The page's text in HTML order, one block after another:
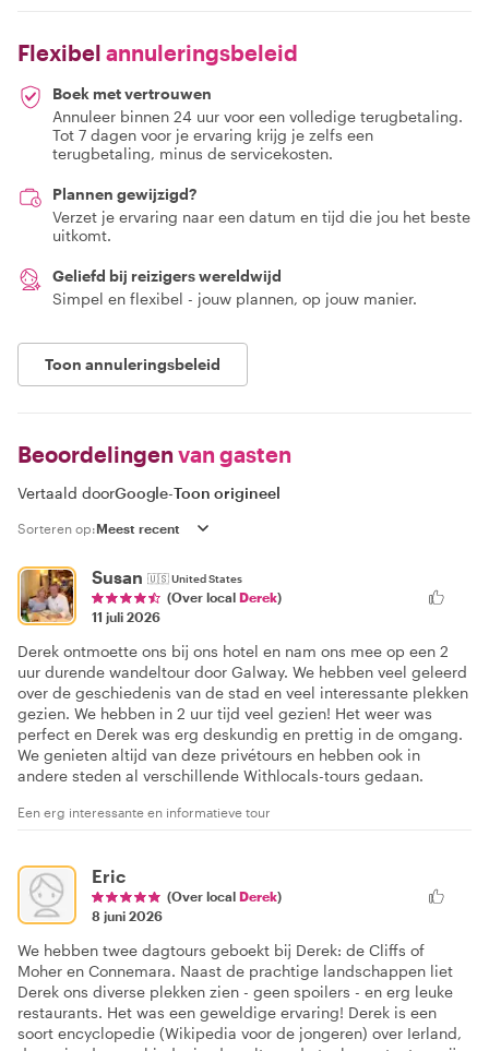
Flexibel annuleringsbeleid
Boek met vertrouwen
Annuleer binnen 24 uur voor een volledige terugbetaling.
Tot 7 dagen voor je ervaring krijg je zelfs een
terugbetaling, minus de servicekosten.
Plannen gewijzigd?
Verzet je ervaring naar een datum en tijd die jou het beste
uitkomt.
Geliefd bij reizigers wereldwijd
Simpel en flexibel - jouw plannen, op jouw manier.
Toon annuleringsbeleid
Beoordelingen van gasten
Vertaald doorGoogle-Toon origineel
Sorteren op:
Susan 🇺🇸United States
(Over local Derek)
11 juli 2026
Derek ontmoette ons bij ons hotel en nam ons mee op een 2
uur durende wandeltour door Galway. We hebben veel geleerd
over de geschiedenis van de stad en veel interessante plekken
gezien. We hebben in 2 uur tijd veel gezien! Het weer was
perfect en Derek was erg deskundig en prettig in de omgang.
We genieten altijd van deze privétours en hebben ook in
andere steden al verschillende Withlocals-tours gedaan.
Een erg interessante en informatieve tour
Eric
(Over local Derek)
8 juni 2026
We hebben twee dagtours geboekt bij Derek: de Cliffs of
Moher en Connemara. Naast de prachtige landschappen liet
Derek ons diverse plekken zien - geen spoilers - en erg leuke
restaurants. Het was een geweldige ervaring! Derek is een
soort encyclopedie (Wikipedia voor de jongeren) over Ierland,